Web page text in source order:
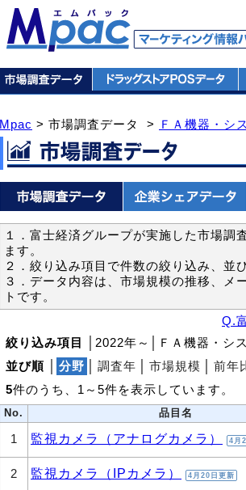
Mpac > 市場調査データ > ＦＡ機器・シ
１．富士経済グループが実施した市場調
ます。
２．絞り込み項目で件数の絞り込み、並
３．データ内容は、市場規模の推移、メ
トです。
Q.
絞り込み項目
│2022年～│ＦＡ機器・シ
並び順
分野 調査年 市場規模 前年
5件のうち、1～5件を表示しています。
No. 品目名
1 監視カメラ（アナログカメラ） 4月
2 監視カメラ（IPカメラ） 4月20日更新